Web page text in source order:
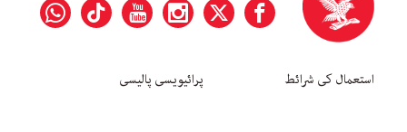
استعمال کی شرائط پرائیویسی پالیسی